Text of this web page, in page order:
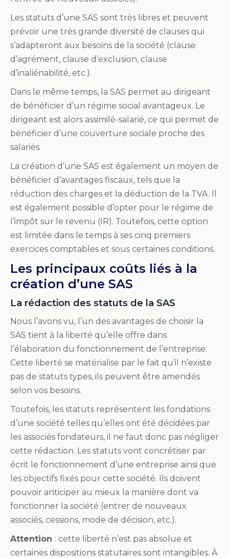
Les statuts d’une SAS sont très libres et peuvent
prévoir une très grande diversité de clauses qui
s’adapteront aux besoins de la société (clause
d’agrément, clause d’exclusion, clause
d’inaliénabilité, etc.).
Dans le même temps, la SAS permet au dirigeant
de bénéficier d’un régime social avantageux. Le
dirigeant est alors assimilé-salarié, ce qui permet de
bénéficier d’une couverture sociale proche des
salariés.
La création d’une SAS est également un moyen de
bénéficier d’avantages fiscaux, tels que la
réduction des charges et la déduction de la TVA. Il
est également possible d’opter pour le régime de
l’impôt sur le revenu (IR). Toutefois, cette option
est limitée dans le temps à ses cinq premiers
exercices comptables et sous certaines conditions.
Les principaux coûts liés à la
création d’une SAS
La rédaction des statuts de la SAS
Nous l’avons vu, l’un des avantages de choisir la
SAS tient à la liberté qu’elle offre dans
l’élaboration du fonctionnement de l’entreprise.
Cette liberté se matérialise par le fait qu’il n’existe
pas de statuts types, ils peuvent être amendés
selon vos besoins.
Toutefois, les statuts représentent les fondations
d’une société telles qu’elles ont été décidées par
les associés fondateurs, il ne faut donc pas négliger
cette rédaction. Les statuts vont concrétiser par
écrit le fonctionnement d’une entreprise ainsi que
les objectifs fixés pour cette société. Ils doivent
pouvoir anticiper au mieux la manière dont va
fonctionner la société (entrer de nouveaux
associés, cessions, mode de décision, etc.).
Attention : cette liberté n’est pas absolue et
certaines dispositions statutaires sont intangibles. À